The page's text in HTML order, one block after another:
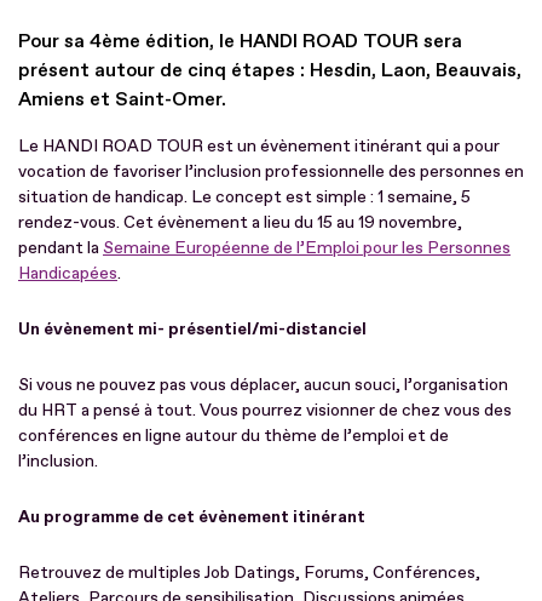
Pour sa 4ème édition, le HANDI ROAD TOUR sera
présent autour de cinq étapes : Hesdin, Laon, Beauvais,
Amiens et Saint-Omer.
Le HANDI ROAD TOUR est un évènement itinérant qui a pour
vocation de favoriser l’inclusion professionnelle des personnes en
situation de handicap. Le concept est simple : 1 semaine, 5
rendez-vous. Cet évènement a lieu du 15 au 19 novembre,
pendant laSemaine Européenne de l’Emploi pour les Personnes
Handicapées.
Un évènement mi- présentiel/mi-distanciel
Si vous ne pouvez pas vous déplacer, aucun souci, l’organisation
du HRT a pensé à tout. Vous pourrez visionner de chez vous des
conférences en ligne autour du thème de l’emploi et de
l’inclusion.
Au programme de cet évènement itinérant
Retrouvez de multiples Job Datings, Forums, Conférences,